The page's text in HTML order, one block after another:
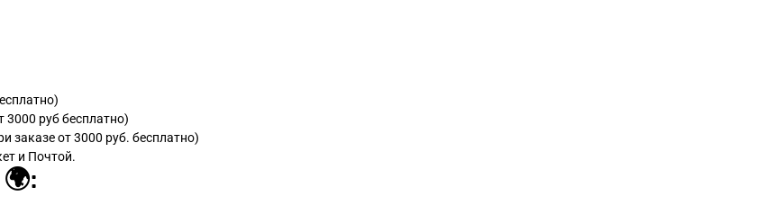
руб бесплатно)
заказе от 3000 руб. бесплатно)
и Почтой.